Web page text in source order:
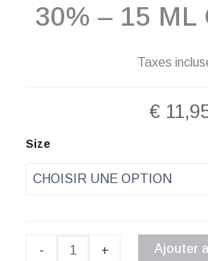
30% – 15 ML
Taxes
€
Size
-
quantité
parfum
30%
+ Ajouter